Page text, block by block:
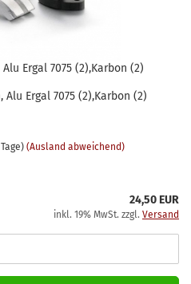
Ergal 7075 (2),Karbon (2)
Ergal 7075 (2),Karbon (2)
(Ausland abweichend)
24,50 EUR
inkl. 19% MwSt. zzgl. Versand